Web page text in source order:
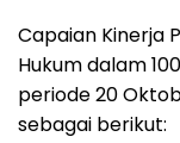
Capaian Kinerja
Hukum dalam
periode 20
sebagai berikut: